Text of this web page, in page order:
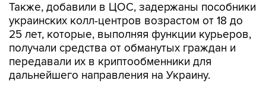
Также, добавили в ЦОС, задержаны пособники
украинских колл-центров возрастом от 18 до
25 лет, которые, выполняя функции курьеров,
получали средства от обманутых граждан и
передавали их в криптообменники для
дальнейшего направления на Украину.